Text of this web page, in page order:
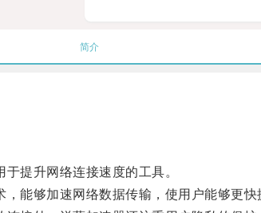
简介
提升网络连接速度的工具。
够加速网络数据传输，使用户能够更快